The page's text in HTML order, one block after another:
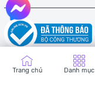
Bản quyền thuộc về
Trang chủ Danh mục